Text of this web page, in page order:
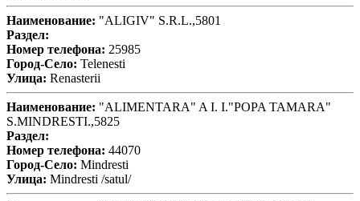
Наименование: "ALIGIV" S.R.L.,5801
Раздел:
Номер телефона: 25985
Город-Село: Telenesti
Улица: Renasterii
Наименование: "ALIMENTARA" A I. I."POPA TAMARA"
S.MINDRESTI.,5825
Раздел:
Номер телефона: 44070
Город-Село: Mindresti
Улица: Mindresti /satul/